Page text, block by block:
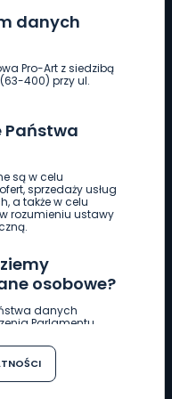
danych
Pro-Art z siedzibą
400) przy ul.
Państwa
są w celu
sprzedaży usług
a także w celu
rozumieniu ustawy
osobowe?
danych
Parlamentu
związku z
sprawie
oraz uchylenia